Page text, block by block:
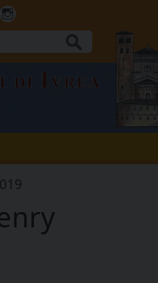
Instagram
di Ivrea